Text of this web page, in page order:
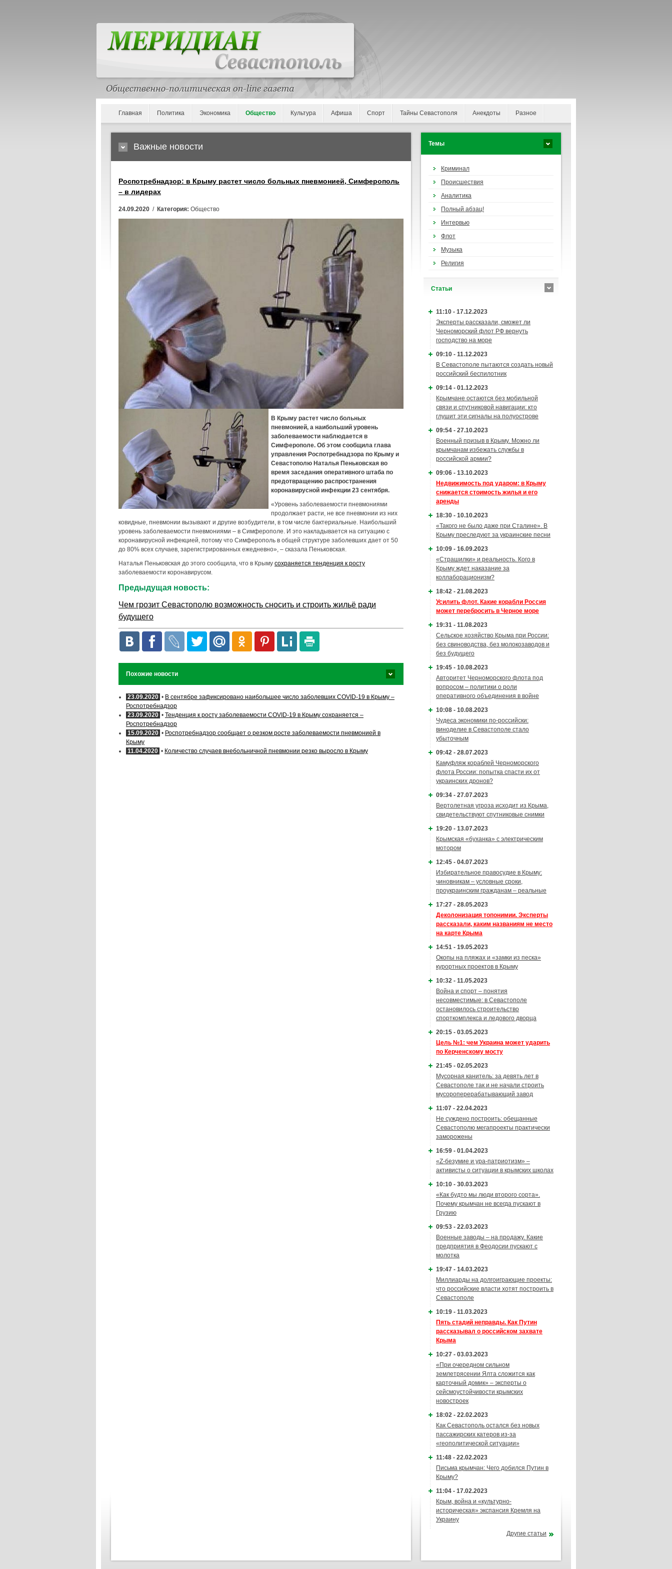
Главная Политика Экономика Общество Культура Афиша Спорт Тайны Севастополя Анекдоты Разное
Важные новости
Роспотребнадзор: в Крыму растет число больных пневмонией, Симферополь
– в лидерах
24.09.2020 / Категория: Общество
В Крыму растет число больных
пневмонией, а наибольший уровень
заболеваемости наблюдается в
Симферополе. Об этом сообщила глава
управления Роспотребнадзора по Крыму и
Севастополю Наталья Пеньковская во
время заседания оперативного штаба по
предотвращению распространения
коронавирусной инфекции 23 сентября.
«Уровень заболеваемости пневмониями
продолжает расти, не все пневмонии из них
ковидные, пневмонии вызывают и другие возбудители, в том числе бактериальные. Наибольший
уровень заболеваемости пневмониями – в Симферополе. И это накладывается на ситуацию с
коронавирусной инфекцией, потому что Симферополь в общей структуре заболевших дает от 50
до 80% всех случаев, зарегистрированных ежедневно», – сказала Пеньковская.
Наталья Пеньковская до этого сообщила, что в Крыму сохраняется тенденция к росту
заболеваемости коронавирусом.
Предыдущая новость:
Чем грозит Севастополю возможность сносить и строить жильё ради
будущего
Похожие новости
23.09.2020 • В сентябре зафиксировано наибольшее число заболевших COVID-19 в Крыму –
Роспотребнадзор
23.09.2020 • Тенденция к росту заболеваемости COVID-19 в Крыму сохраняется –
Роспотребнадзор
15.09.2020 • Роспотребнадзор сообщает о резком росте заболеваемости пневмонией в
Крыму
11.04.2020 • Количество случаев внебольничной пневмонии резко выросло в Крыму
Темы
Криминал
Происшествия
Аналитика
Полный абзац!
Интервью
Флот
Музыка
Религия
Cтатьи
11:10 - 17.12.2023
Эксперты рассказали, сможет ли
Черноморский флот РФ вернуть
господство на море
09:10 - 11.12.2023
В Севастополе пытаются создать новый
российский беспилотник
09:14 - 01.12.2023
Крымчане остаются без мобильной
связи и спутниковой навигации: кто
глушит эти сигналы на полуострове
09:54 - 27.10.2023
Военный призыв в Крыму. Можно ли
крымчанам избежать службы в
российской армии?
09:06 - 13.10.2023
Недвижимость под ударом: в Крыму
снижается стоимость жилья и его
аренды
18:30 - 10.10.2023
«Такого не было даже при Сталине». В
Крыму преследуют за украинские песни
10:09 - 16.09.2023
«Страшилки» и реальность. Кого в
Крыму ждет наказание за
коллаборационизм?
18:42 - 21.08.2023
Усилить флот. Какие корабли Россия
может перебросить в Черное море
19:31 - 11.08.2023
Сельское хозяйство Крыма при России:
без свиноводства, без молокозаводов и
без будущего
19:45 - 10.08.2023
Авторитет Черноморского флота под
вопросом – политики о роли
оперативного объединения в войне
10:08 - 10.08.2023
Чудеса экономики по-российски:
виноделие в Севастополе стало
убыточным
09:42 - 28.07.2023
Камуфляж кораблей Черноморского
флота России: попытка спасти их от
украинских дронов?
09:34 - 27.07.2023
Вертолетная угроза исходит из Крыма,
свидетельствуют спутниковые снимки
19:20 - 13.07.2023
Крымская «буханка» с электрическим
мотором
12:45 - 04.07.2023
Избирательное правосудие в Крыму:
чиновникам – условные сроки,
проукраинским гражданам – реальные
17:27 - 28.05.2023
Деколонизация топонимии. Эксперты
рассказали, каким названиям не место
на карте Крыма
14:51 - 19.05.2023
Окопы на пляжах и «замки из песка»
курортных проектов в Крыму
10:32 - 11.05.2023
Война и спорт – понятия
несовместимые: в Севастополе
остановилось строительство
спорткомплекса и ледового дворца
20:15 - 03.05.2023
Цель №1: чем Украина может ударить
по Керченскому мосту
21:45 - 02.05.2023
Мусорная канитель: за девять лет в
Севастополе так и не начали строить
мусороперерабатывающий завод
11:07 - 22.04.2023
Не суждено построить: обещанные
Севастополю мегапроекты практически
заморожены
16:59 - 01.04.2023
«Z-безумие и ура-патриотизм» –
активисты о ситуации в крымских школах
10:10 - 30.03.2023
«Как будто мы люди второго сорта».
Почему крымчан не всегда пускают в
Грузию
09:53 - 22.03.2023
Военные заводы – на продажу. Какие
предприятия в Феодосии пускают с
молотка
19:47 - 14.03.2023
Миллиарды на долгоиграющие проекты:
что российские власти хотят построить в
Севастополе
10:19 - 11.03.2023
Пять стадий неправды. Как Путин
рассказывал о российском захвате
Крыма
10:27 - 03.03.2023
«При очередном сильном
землетрясении Ялта сложится как
карточный домик» – эксперты о
сейсмоустойчивости крымских
новостроек
18:02 - 22.02.2023
Как Севастополь остался без новых
пассажирских катеров из-за
«геополитической ситуации»
11:48 - 22.02.2023
Письма крымчан: Чего добился Путин в
Крыму?
11:04 - 17.02.2023
Крым, война и «культурно-
историческая» экспансия Кремля на
Украину
Другие статьи